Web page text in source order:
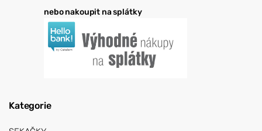
nebo nakoupit na splátky
Kategorie